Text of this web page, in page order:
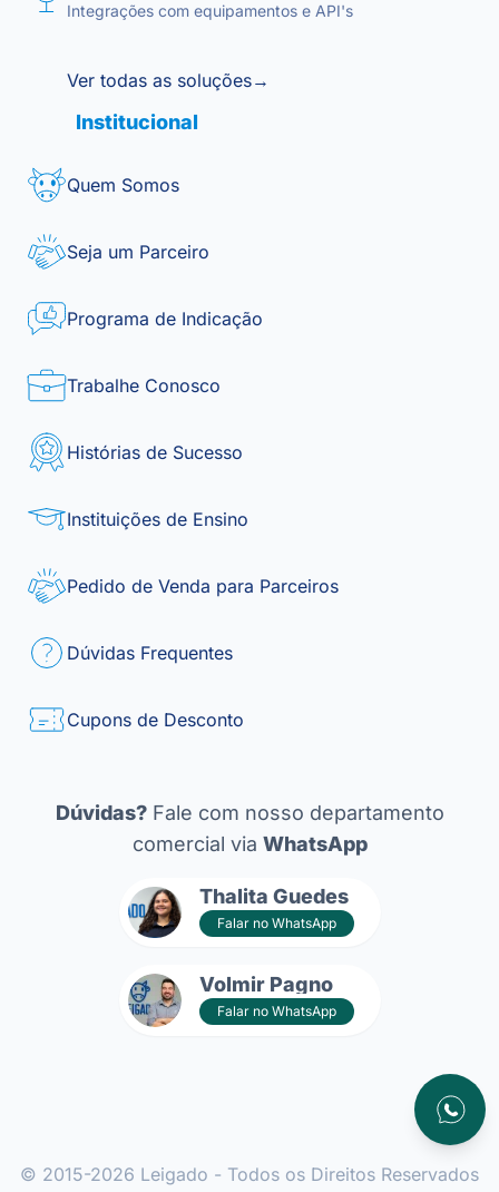
Integrações com equipamentos e API's
Ver todas as soluções→
Institucional
Quem Somos
Seja um Parceiro
Programa de Indicação
Trabalhe Conosco
Histórias de Sucesso
Instituições de Ensino
Pedido de Venda para Parceiros
Dúvidas Frequentes
Cupons de Desconto
Dúvidas?Fale com nosso departamento
comercial via WhatsApp
Thalita Guedes
Falar no WhatsApp
Volmir Pagno
Falar no WhatsApp
© 2015-2026 Leigado - Todos os Direitos Reservados